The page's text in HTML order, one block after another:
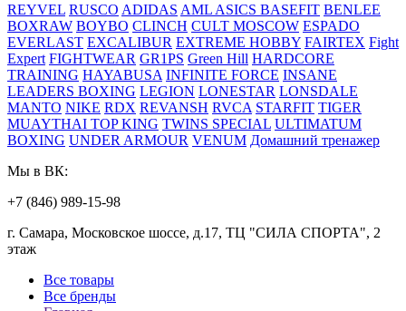
REYVEL RUSCO ADIDAS AML ASICS BASEFIT BENLEE
BOXRAW BOYBO CLINCH CULT MOSCOW ESPADO
EVERLAST EXCALIBUR EXTREME HOBBY FAIRTEX Fight
Expert FIGHTWEAR GR1PS Green Hill HARDCORE
TRAINING HAYABUSA INFINITE FORCE INSANE
LEADERS BOXING LEGION LONESTAR LONSDALE
MANTO NIKE RDX REVANSH RVCA STARFIT TIGER
MUAYTHAI TOP KING TWINS SPECIAL ULTIMATUM
BOXING UNDER ARMOUR VENUM Домашний тренажер
Мы в ВК:
+7 (846) 989-15-98
г. Самара, Московское шоссе, д.17, ТЦ "СИЛА СПОРТА", 2
этаж
Все товары
Все бренды